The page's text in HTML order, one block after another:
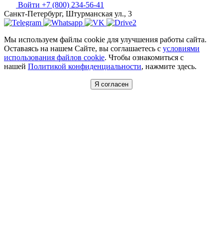
Войти +7 (800) 234-56-41
Санкт-Петербург, Штурманская ул., 3
Мы используем файлы cookie для улучшения работы сайта.
Оставаясь на нашем Сайте, вы соглашаетесь с условиями
использования файлов cookie. Чтобы ознакомиться с
нашей Политикой конфиденциальности, нажмите здесь.
Я согласен